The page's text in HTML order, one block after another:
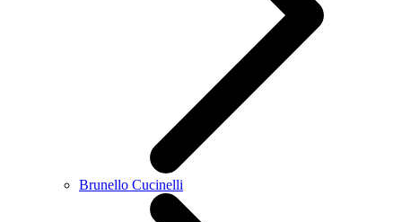
Brunello Cucinelli